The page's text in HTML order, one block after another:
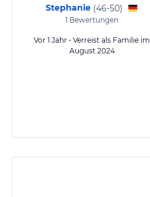
Stephanie (46-50)
1 Bewertungen
Vor 1 Jahr • Verreist als Familie im
August 2024